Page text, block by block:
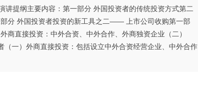
讲提纲主要内容：第一部分 外国投资者的传统投资方式第二
分 外国投资者投资的新工具之二—— 上市公司收购第一部
直接投资：中外合资、中外合作、外商独资企业（二）
一）外商直接投资：包括设立中外合资经营企业、中外合作